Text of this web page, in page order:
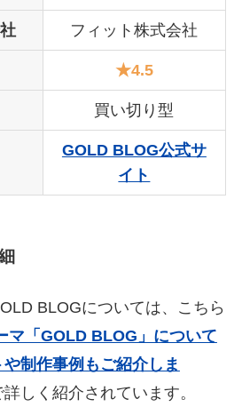
フィット株式会社
★4.5
買い切り型
GOLD BLOG公式サ
イト
BLOGについては、こちら
マ「GOLD BLOG」について
や制作事例もご紹介しま
しく紹介されています。